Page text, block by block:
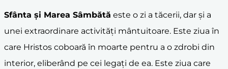
Sfânta și Marea Sâmbătă este o zi a tăcerii, dar și a
unei extraordinare activități mântuitoare. Este ziua în
care Hristos coboară în moarte pentru a o zdrobi din
interior, eliberând pe cei legați de ea. Este ziua care